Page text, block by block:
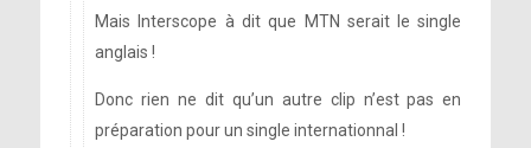
Mais Interscope à dit que MTN serait le single
anglais !
Donc rien ne dit qu’un autre clip n’est pas en
préparation pour un single internationnal !